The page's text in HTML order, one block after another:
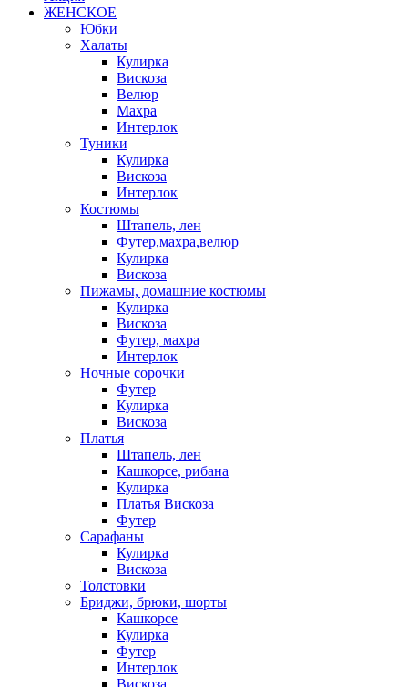
ЖЕНСКОЕ
Юбки
Халаты
Кулирка
Вискоза
Велюр
Махра
Интерлок
Туники
Кулирка
Вискоза
Интерлок
Костюмы
Штапель, лен
Футер,махра,велюр
Кулирка
Вискоза
Пижамы, домашние костюмы
Кулирка
Вискоза
Футер, махра
Интерлок
Ночные сорочки
Футер
Кулирка
Вискоза
Платья
Штапель, лен
Кашкорсе, рибана
Кулирка
Платья Вискоза
Футер
Сарафаны
Кулирка
Вискоза
Толстовки
Бриджи, брюки, шорты
Кашкорсе
Кулирка
Футер
Интерлок
Вискоза